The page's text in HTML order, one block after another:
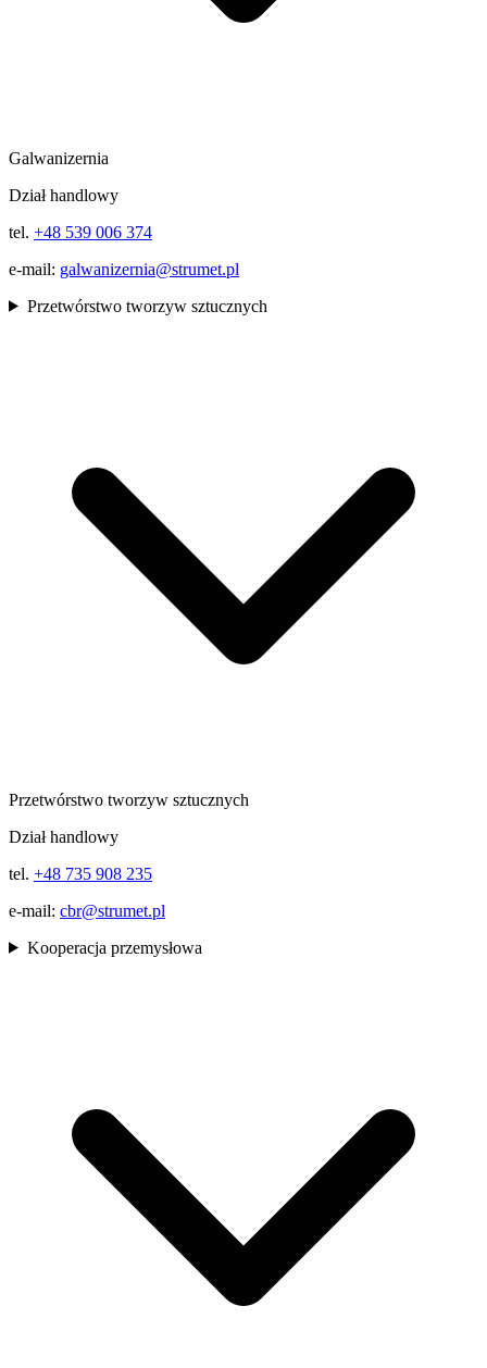
Galwanizernia
Dział handlowy
tel. +48 539 006 374
e-mail: galwanizernia@strumet.pl
Przetwórstwo tworzyw sztucznych
Przetwórstwo tworzyw sztucznych
Dział handlowy
tel. +48 735 908 235
e-mail: cbr@strumet.pl
Kooperacja przemysłowa